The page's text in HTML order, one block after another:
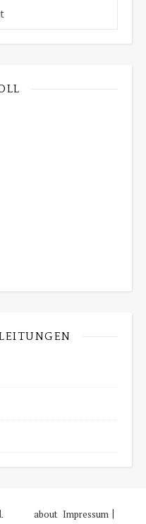
about Impressum
.